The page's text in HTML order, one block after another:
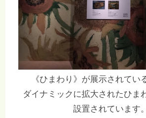
《ひまわり》が展示されてい
ダイナミックに拡大されたひま
設置されています。